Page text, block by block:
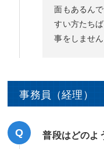
面もあるん
すい方たち
事をしませ
事務員（経理）
Q 普段はどのよ